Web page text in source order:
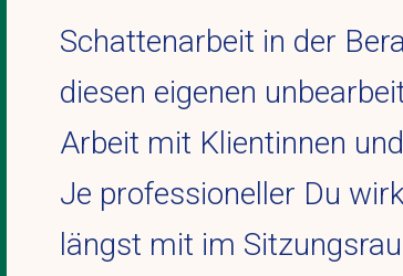
Schattenarbeit in der
diesen eigenen
Arbeit mit Klientinnen
Je professioneller Du
längst mit im